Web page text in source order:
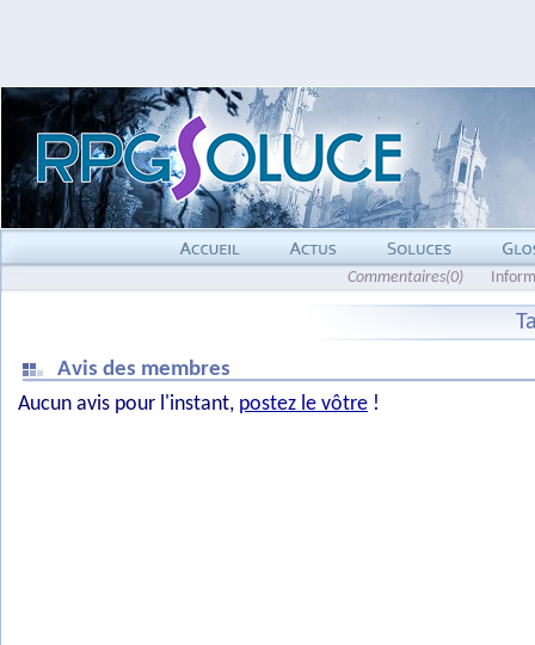
Commentaires(0)
Avis des membres
Aucun avis pour l'instant, postez le vôtre !